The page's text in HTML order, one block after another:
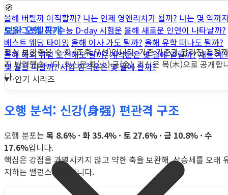
올해 버틸까 이직할까? 나는 언제 영앤리치가 될까? 나는 몇 억까
모을 그릇일까?수능 D-day 시험운 올해 새로운 인연이 나타날까?
베스트 웨딩 타이밍 올해 이사 가도 될까? 올해 유학 떠나도 될까?
올해 해외 취업 도전해도 될까?계약운은 몇 월에 열릴까? 재물·계
몇 월을 피할까? 시험 합격운은 몇 월에 올까?
인기 시리즈
🧭
보완 오행 공개
핵심 보완축은 수·화 (조후 우선)입니다. 기존 기준과 달라진 지점까
지 반영했습니다. 희신은 화(火)·금(金), 기신은 목(木)으로 공개합
다.
오행 분석: 신강(身强) 편관격 구조
오행 분포는 목 8.6% · 화 35.4% · 토 27.6% · 금 10.8% · 수
17.6%입니다.
핵심은 강점을 과열시키지 않고 약한 축을 보완해, 상승세를 오래
지하는 밸런스 운영입니다.